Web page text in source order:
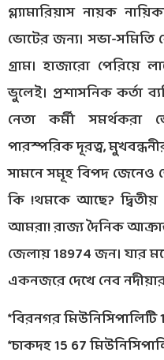
গ্ল্যামারিয়াস নায়ক
ভোটের জন্য। সভা-
গ্রাম। হাজারো পেরিয়ে
ভুলেই। প্রশাসনিক কর্তা
নেতা কর্মী সমর্থকরা
পারস্পরিক দূরত্ব,
সামনে সমূহ বিপদ জেনেও
কি !থমকে আছে?
আমরা! রাজ্য দৈনিক
জেলায় 18974 জন। যার
একনজরে দেখে নেব
*বিরনগর মিউনিসিপালিটি
*চাকদহ 15 67